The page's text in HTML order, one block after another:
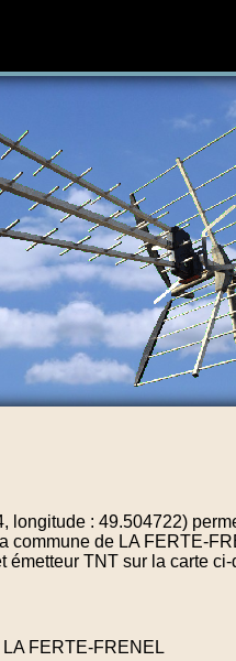
longitude : 49.504722)
commune de LA FERTE-
émetteur TNT sur la carte
FERTE-FRENEL